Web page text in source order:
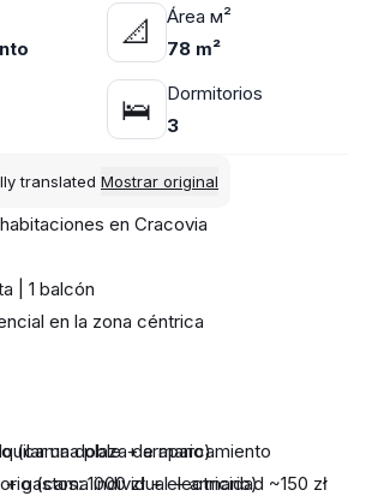
📐
Área м²
78 m²
🛌
Dormitorios
3
translated Mostrar original
en Cracovia
| 1 balcón
en la zona céntrica
(cama doble + armario)
(cama individual + armario)
una plaza de aparcamiento
gastos: 1000 zł + electricidad ~150 zł